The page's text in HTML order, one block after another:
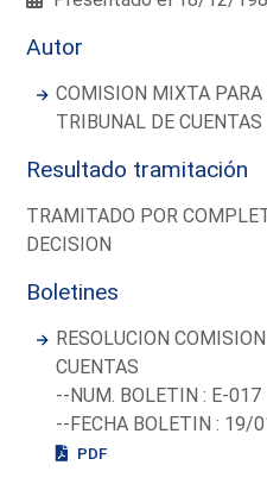
Autor
COMISION MIXTA PARA
TRIBUNAL DE CUENTAS
Resultado tramitación
TRAMITADO POR
DECISION
Boletines
RESOLUCION
CUENTAS
--NUM. BOLETIN : E-017
--FECHA BOLETIN : 19/
PDF